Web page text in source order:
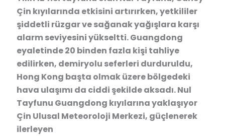
Çin kıyılarında etkisini artırırken, yetkililer
şiddetli rüzgar ve sağanak yağışlara karşı
alarm seviyesini yükseltti. Guangdong
eyaletinde 20 binden fazla kişi tahliye
edilirken, demiryolu seferleri durduruldu,
Hong Kong başta olmak üzere bölgedeki
hava ulaşımı da ciddi şekilde aksadı. Nul
Tayfunu Guangdong kıyılarına yaklaşıyor
Çin Ulusal Meteoroloji Merkezi, güçlenerek
ilerleyen